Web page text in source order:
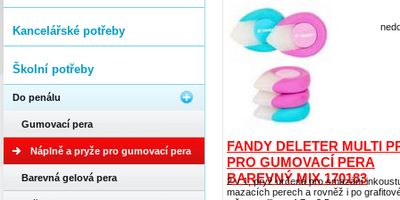
FANDY DELETER MULTI
PRO GUMOVACÍ PERA
BAREVNÝ MIX 170183
2 v 1, pryž určená pro smazání
mazacích perech a rovněž i po
Kancelářské potřeby
Školní potřeby
Do penálu
Gumovací pera
Náplně a pryže pro gumovací pera
Barevná gelová pera